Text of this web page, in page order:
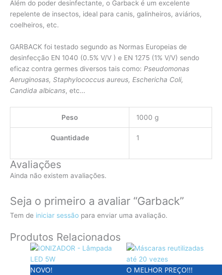
Além do poder desinfectante, o Garback é um excelente
repelente de insectos, ideal para canis, galinheiros, aviários,
coelheiros, etc.
GARBACK foi testado segundo as Normas Europeias de
desinfecção EN 1040 (0.5% V/V ) e EN 1275 (1% V/V) sendo
eficaz contra germes diversos tais como: Pseudomonas
Aeruginosas, Staphylococcus aureus, Eschericha Coli,
Candida albicans, etc…
Peso 1000 g
Quantidade 1
Avaliações
Ainda não existem avaliações.
Seja o primeiro a avaliar “Garback”
Tem de iniciar sessão para enviar uma avaliação.
Produtos Relacionados
NOVO! O MELHOR PREÇO!!!